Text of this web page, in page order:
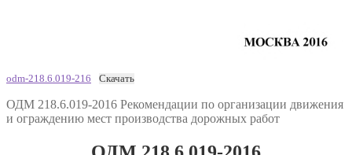
odm-218.6.019-216 Скачать
ОДМ 218.6.019-2016 Рекомендации по организации движения
и ограждению мест производства дорожных работ